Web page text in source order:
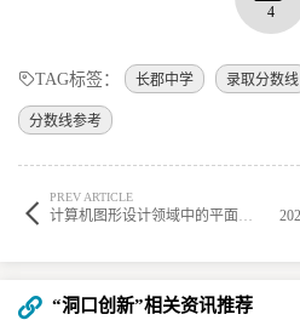
4
TAG标签： 长郡中学 录取分数线
分数线参考
PREV ARTICLE
计算机图形设计领域中的平面设计方向
“洞口创新”相关资讯推荐